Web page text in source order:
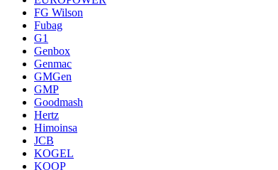
FG Wilson
Fubag
G1
Genbox
Genmac
GMGen
GMP
Goodmash
Hertz
Himoinsa
JCB
KOGEL
KOOP